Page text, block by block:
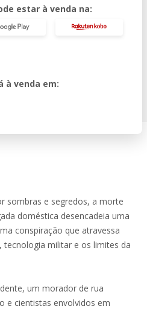
estar à venda na:
à venda em:
sombras e segredos, a morte
doméstica desencadeia uma
conspiração que atravessa
tecnologia militar e os limites da
um morador de rua
e cientistas envolvidos em